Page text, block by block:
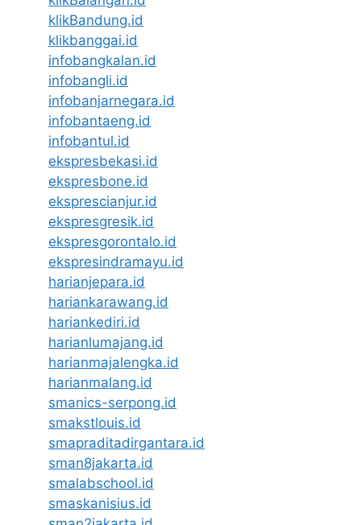
klikBandung.id
klikbanggai.id
infobangkalan.id
infobangli.id
infobanjarnegara.id
infobantaeng.id
infobantul.id
ekspresbekasi.id
ekspresbone.id
eksprescianjur.id
ekspresgresik.id
ekspresgorontalo.id
ekspresindramayu.id
harianjepara.id
hariankarawang.id
hariankediri.id
harianlumajang.id
harianmajalengka.id
harianmalang.id
smanics-serpong.id
smakstlouis.id
smapraditadirgantara.id
sman8jakarta.id
smalabschool.id
smaskanisius.id